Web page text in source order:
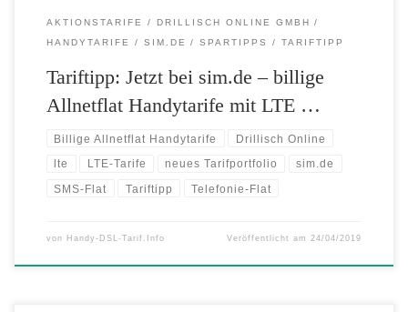
AKTIONSTARIFE
DRILLISCH ONLINE GMBH
HANDYTARIFE
SIM.DE SPARTIPPS TARIFTIPP
Tariftipp: Jetzt bei sim.de – billige
Allnetflat Handytarife mit LTE …
Billige Allnetflat Handytarife Drillisch Online
lte LTE-Tarife neues Tarifportfolio sim.de
SMS-Flat Tariftipp Telefonie-Flat
von Handy-DSL-Tarif.Info Veröffentlicht am 24/04/2019